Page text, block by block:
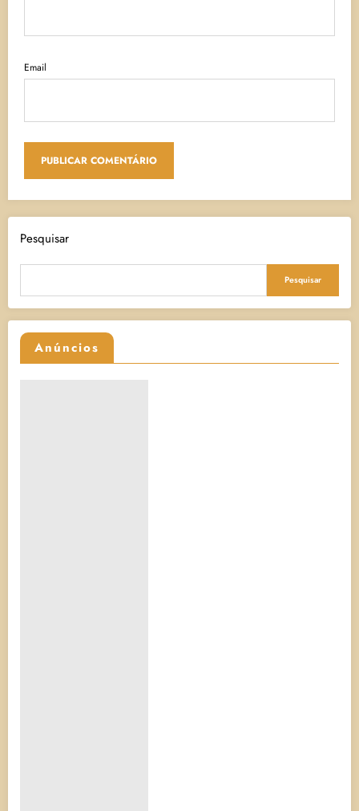
Email
Pesquisar
Pesquisar
Anúncios